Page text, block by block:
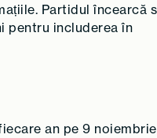
Partidul încearcă
pentru includerea în
an pe 9 noiembrie